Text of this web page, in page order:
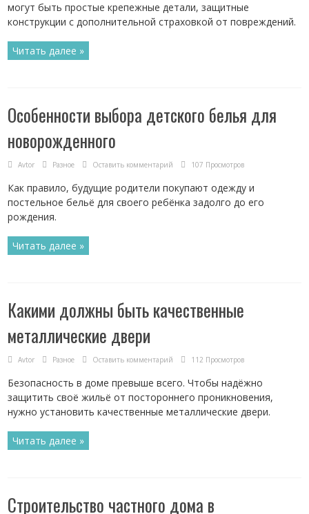
могут быть простые крепежные детали, защитные
конструкции с дополнительной страховкой от повреждений.
Читать далее »
Особенности выбора детского белья для
новорожденного
Avtor Разное Оставить комментарий 107 Просмотров
Как правило, будущие родители покупают одежду и
постельное бельё для своего ребёнка задолго до его
рождения.
Читать далее »
Какими должны быть качественные
металлические двери
Avtor Разное Оставить комментарий 112 Просмотров
Безопасность в доме превыше всего. Чтобы надёжно
защитить своё жильё от постороннего проникновения,
нужно установить качественные металлические двери.
Читать далее »
Строительство частного дома в